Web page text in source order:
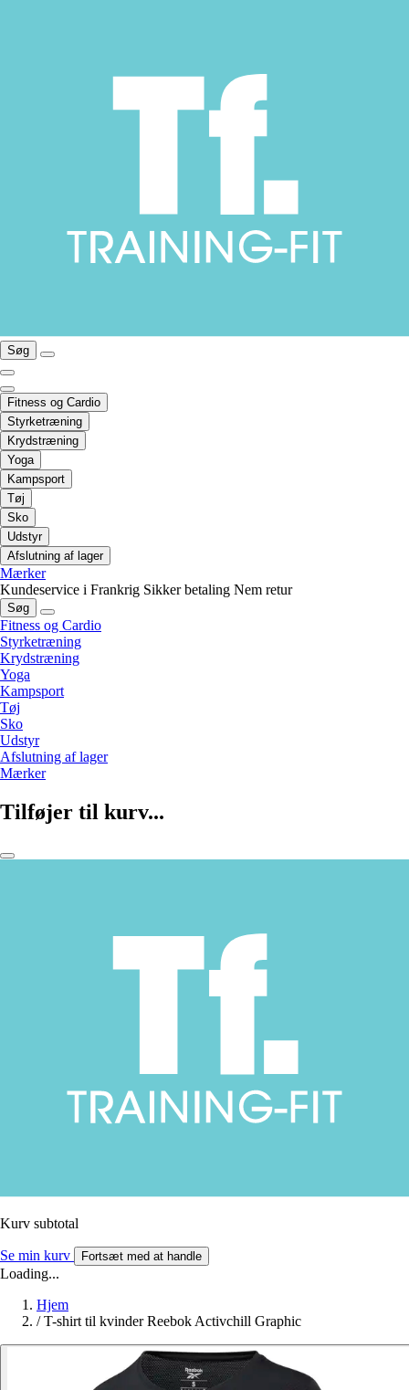
Søg
Fitness og Cardio
Styrketræning
Krydstræning
Yoga
Kampsport
Tøj
Sko
Udstyr
Afslutning af lager
Mærker
Kundeservice i Frankrig Sikker betaling Nem retur
Søg
Fitness og Cardio
Styrketræning
Krydstræning
Yoga
Kampsport
Tøj
Sko
Udstyr
Afslutning af lager
Mærker
Tilføjer til kurv...
Kurv subtotal
Se min kurv Fortsæt med at handle
Loading...
Hjem
/ T-shirt til kvinder Reebok Activchill Graphic